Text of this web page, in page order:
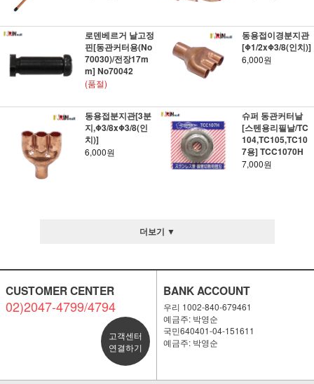
로덴베르거 날고정
핀[동관커터용(No
70030)/전장17m
m] No70042
(품절)
동용접이경분지관
[Φ1/2xΦ3/8(인치)]
6,000원
동용접분지관[3분
지,Φ3/8xΦ3/8(인
치)]
6,000원
슈퍼 동관커터날
[스텐용리필날/TC
104,TC105,TC10
7용] TCC1070H
7,000원
더보기 ▼
CUSTOMER CENTER
02)2047-4799/4794
고객센터
연결하기
BANK ACCOUNT
우리 1002-840-679461
예금주: 박영순
국민640401-04-151611
예금주: 박영순